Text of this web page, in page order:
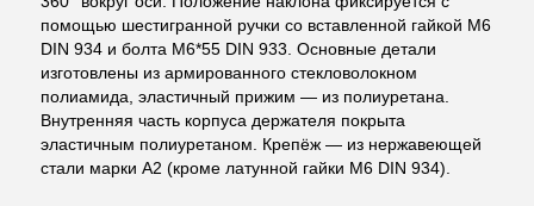
помощью шестигранной ручки со вставленной гайкой M6
DIN 934 и болта M6*55 DIN 933. Основные детали
изготовлены из армированного стекловолокном
полиамида, эластичный прижим — из полиуретана.
Внутренняя часть корпуса держателя покрыта
эластичным полиуретаном. Крепёж — из нержавеющей
стали марки А2 (кроме латунной гайки M6 DIN 934).